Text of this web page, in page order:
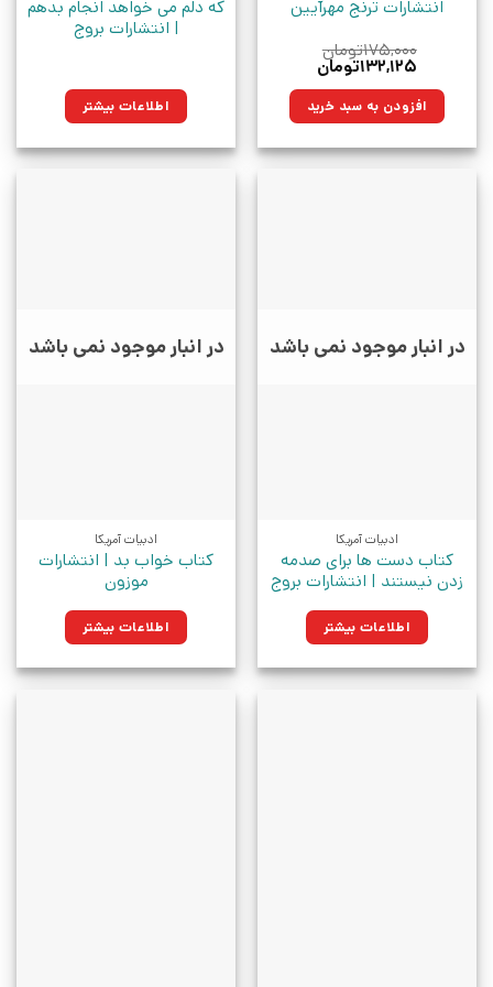
انتشارات ترنج مهرآیین
۱۷۵,۰۰۰تومان
قیمت
۱۷۵,۰۰۰تومان
بود.
۱۳۲,۱۲۵تومان
۱۳۲,۱۲۵تومان.افزودن به سبد خرید
که دلم می خواهد انجام بدهم
| انتشارات بروج
اطلاعات بیشتر
در انبار موجود نمی باشد
ادبیات آمریکا
کتاب دست ها برای صدمه
زدن نیستند | انتشارات بروج
اطلاعات بیشتر
در انبار موجود نمی باشد
ادبیات آمریکا
کتاب خواب بد | انتشارات
موزون
اطلاعات بیشتر